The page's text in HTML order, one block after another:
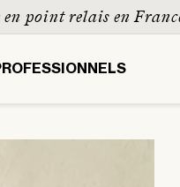
point relais en